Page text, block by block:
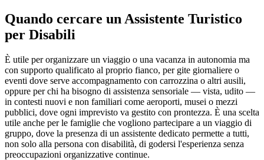
Quando cercare un Assistente Turistico
per Disabili
È utile per organizzare un viaggio o una vacanza in autonomia ma
con supporto qualificato al proprio fianco, per gite giornaliere o
eventi dove serve accompagnamento con carrozzina o altri ausili,
oppure per chi ha bisogno di assistenza sensoriale — vista, udito —
in contesti nuovi e non familiari come aeroporti, musei o mezzi
pubblici, dove ogni imprevisto va gestito con prontezza. È una scelta
utile anche per le famiglie che vogliono partecipare a un viaggio di
gruppo, dove la presenza di un assistente dedicato permette a tutti,
non solo alla persona con disabilità, di godersi l'esperienza senza
preoccupazioni organizzative continue.